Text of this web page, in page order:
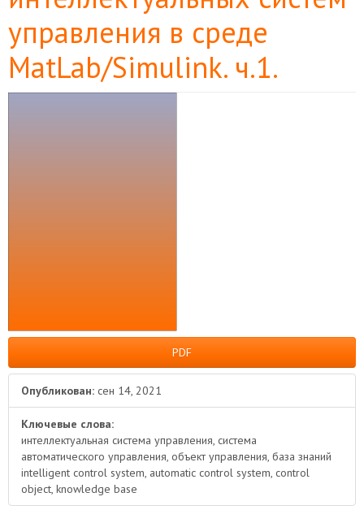
управления в среде
MatLab/Simulink. ч.1.
PDF
Опубликован: сен 14, 2021
Ключевые слова:
интеллектуальная система управления, система
автоматического управления, объект управления, база знаний
intelligent control system, automatic control system, control
object, knowledge base